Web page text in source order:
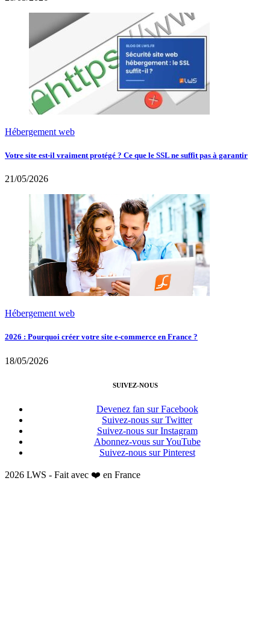
Hébergement web
Votre site est-il vraiment protégé ? Ce que le SSL ne suffit pas à garantir
21/05/2026
Hébergement web
2026 : Pourquoi créer votre site e-commerce en France ?
18/05/2026
SUIVEZ-NOUS
Devenez fan sur Facebook
Suivez-nous sur Twitter
Suivez-nous sur Instagram
Abonnez-vous sur YouTube
Suivez-nous sur Pinterest
2026 LWS - Fait avec ❤️ en France